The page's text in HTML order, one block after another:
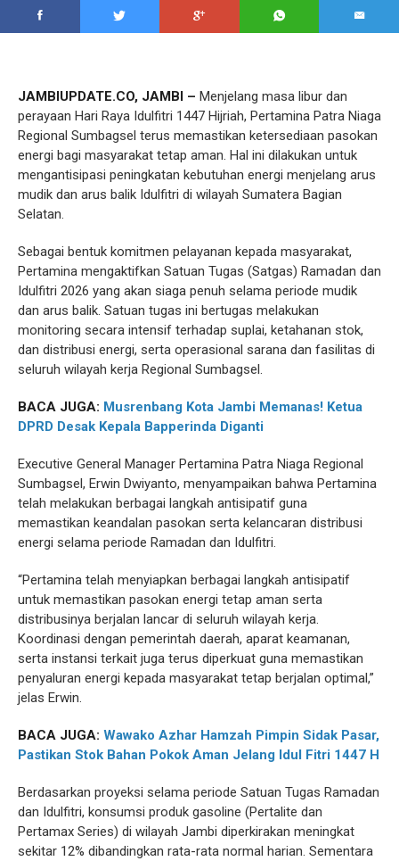
JAMBIUPDATE.CO, JAMBI – Menjelang masa libur dan
perayaan Hari Raya Idulfitri 1447 Hijriah, Pertamina Patra Niaga
Regional Sumbagsel terus memastikan ketersediaan pasokan
energi bagi masyarakat tetap aman. Hal ini dilakukan untuk
mengantisipasi peningkatan kebutuhan energi menjelang arus
mudik dan arus balik Idulfitri di wilayah Sumatera Bagian
Selatan.
Sebagai bentuk komitmen pelayanan kepada masyarakat,
Pertamina mengaktifkan Satuan Tugas (Satgas) Ramadan dan
Idulfitri 2026 yang akan siaga penuh selama periode mudik
dan arus balik. Satuan tugas ini bertugas melakukan
monitoring secara intensif terhadap suplai, ketahanan stok,
dan distribusi energi, serta operasional sarana dan fasilitas di
seluruh wilayah kerja Regional Sumbagsel.
BACA JUGA: Musrenbang Kota Jambi Memanas! Ketua
DPRD Desak Kepala Bapperinda Diganti
Executive General Manager Pertamina Patra Niaga Regional
Sumbagsel, Erwin Dwiyanto, menyampaikan bahwa Pertamina
telah melakukan berbagai langkah antisipatif guna
memastikan keandalan pasokan serta kelancaran distribusi
energi selama periode Ramadan dan Idulfitri.
“Pertamina telah menyiapkan berbagai langkah antisipatif
untuk memastikan pasokan energi tetap aman serta
distribusinya berjalan lancar di seluruh wilayah kerja.
Koordinasi dengan pemerintah daerah, aparat keamanan,
serta instansi terkait juga terus diperkuat guna memastikan
penyaluran energi kepada masyarakat tetap berjalan optimal,”
jelas Erwin.
BACA JUGA: Wawako Azhar Hamzah Pimpin Sidak Pasar,
Pastikan Stok Bahan Pokok Aman Jelang Idul Fitri 1447 H
Berdasarkan proyeksi selama periode Satuan Tugas Ramadan
dan Idulfitri, konsumsi produk gasoline (Pertalite dan
Pertamax Series) di wilayah Jambi diperkirakan meningkat
sekitar 12% dibandingkan rata-rata normal harian. Sementara